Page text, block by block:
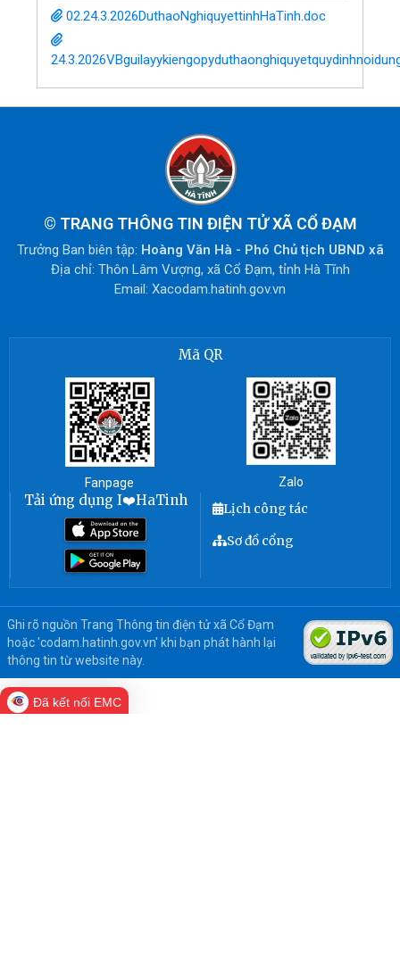
02.24.3.2026DuthaoNghiquyettinhHaTinh.doc
© TRANG THÔNG TIN ĐIỆN TỬ XÃ CỔ ĐẠM
Trưởng Ban biên tập: Hoàng Văn Hà - Phó Chủ tịch UBND xã
Địa chỉ: Thôn Lâm Vượng, xã Cổ Đạm, tỉnh Hà Tĩnh
Email: Xacodam.hatinh.gov.vn
Mã QR
Fanpage Zalo
Tải ứng dụng I❤️HaTinh
Lịch công tác
Sơ đồ cổng
Ghi rõ nguồn Trang Thông tin điện tử xã Cổ Đạm
hoặc 'codam.hatinh.gov.vn' khi bạn phát hành lại
thông tin từ website này.
Đã kết nối EMC